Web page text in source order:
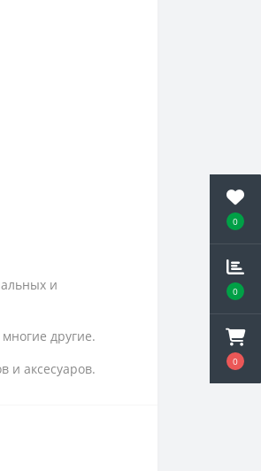
0
0
0
и
другие.
и аксесуаров.